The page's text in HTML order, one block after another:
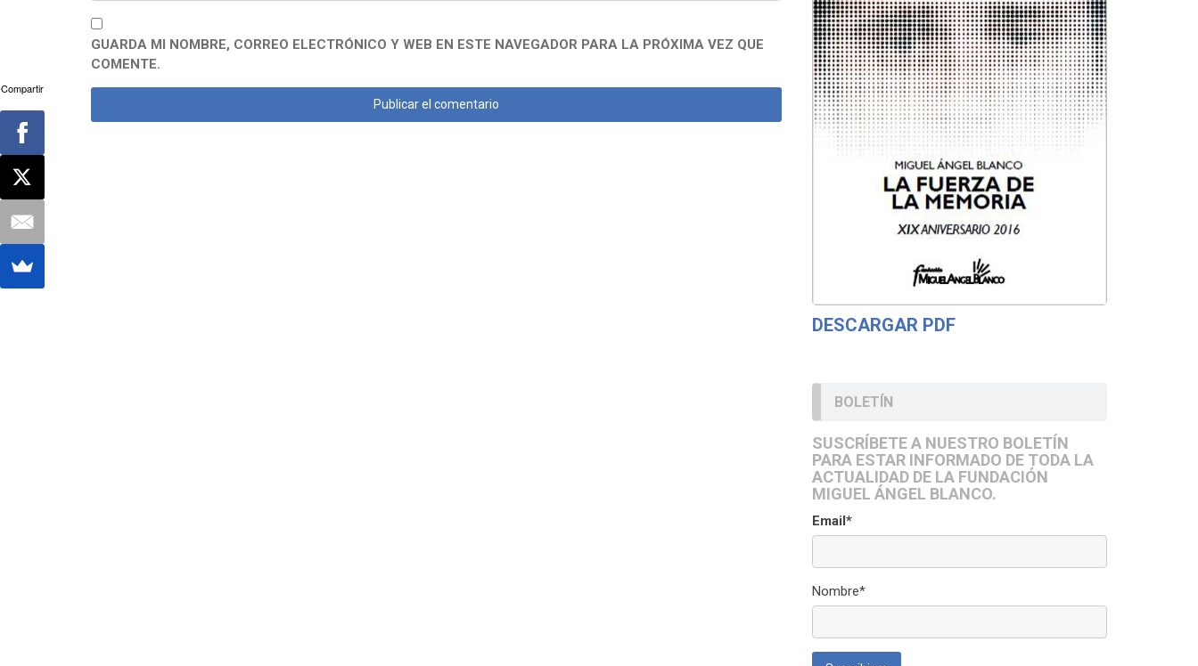
GUARDA MI NOMBRE, CORREO ELECTRÓNICO Y WEB EN ESTE NAVEGADOR PARA LA PRÓXIMA VEZ QUE
COMENTE.
DESCARGAR PDF
BOLETÍN
SUSCRÍBETE A NUESTRO BOLETÍN
PARA ESTAR INFORMADO DE TODA LA
ACTUALIDAD DE LA FUNDACIÓN
MIGUEL ÁNGEL BLANCO.
Email*
Nombre*
Compartir